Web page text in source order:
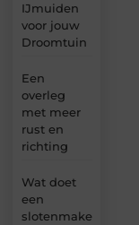
IJmuiden
voor jouw
Droomtuin
Een
overleg
met meer
rust en
richting
Wat doet
een
slotenmaker